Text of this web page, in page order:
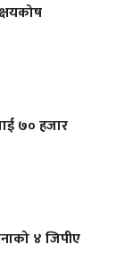
७० हजार
४ जिपीए